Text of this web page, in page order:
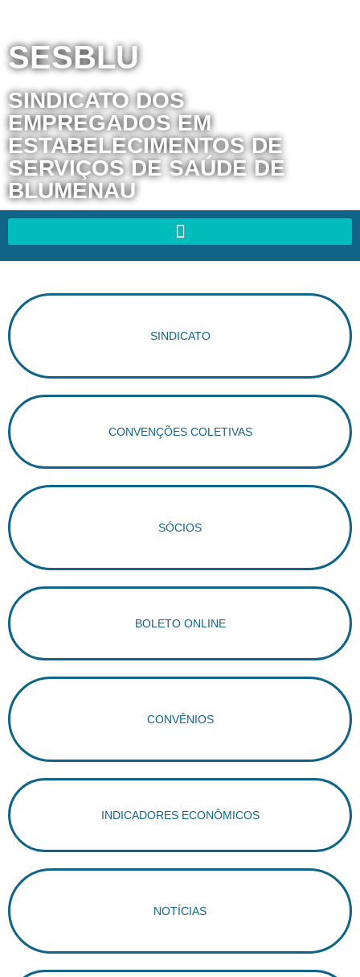
SESBLU
SINDICATO DOS
EMPREGADOS EM
ESTABELECIMENTOS DE
SERVIÇOS DE SAÚDE DE
BLUMENAU
SINDICATO
CONVENÇÕES COLETIVAS
SÓCIOS
BOLETO ONLINE
CONVÊNIOS
INDICADORES ECONÔMICOS
NOTÍCIAS